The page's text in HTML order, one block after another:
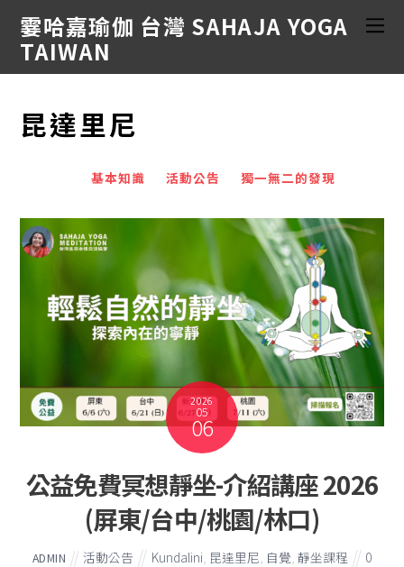
霎哈嘉瑜伽 台灣 SAHAJA YOGA
TAIWAN
昆達里尼
基本知識 活動公告 獨一無二的發現
2026
05
06
公益免費冥想靜坐-介紹講座 2026
(屏東/台中/桃園/林口)
ADMIN 活動公告 Kundalini 昆達里尼 自覺 靜坐課程 0